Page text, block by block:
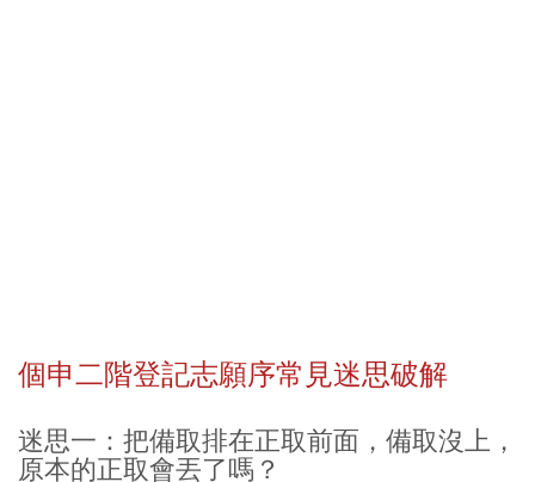
個申二階登記志願序常見迷思破解
迷思一：把備取排在正取前面，備取沒上，
原本的正取會丟了嗎？